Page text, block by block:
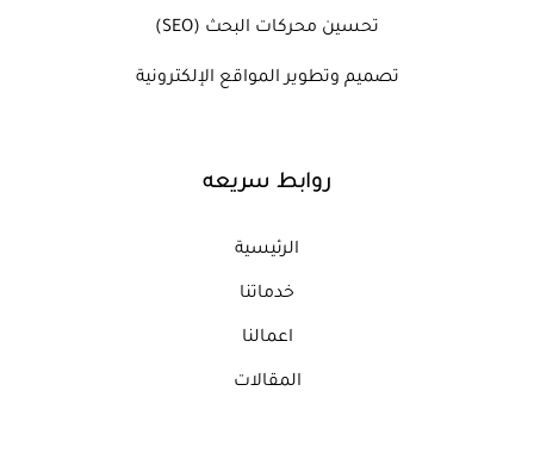
تحسين محركات البحث (SEO)
تصميم وتطوير المواقع الإلكترونية
روابط سريعه
الرئيسية
خدماتنا
اعمالنا
المقالات